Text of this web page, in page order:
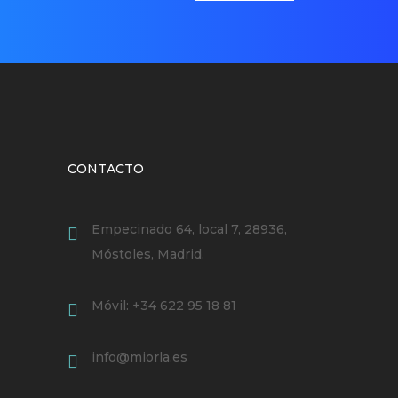
CONTACTO
Empecinado 64, local 7, 28936,
Móstoles, Madrid.
Móvil: +34 622 95 18 81
info@miorla.es